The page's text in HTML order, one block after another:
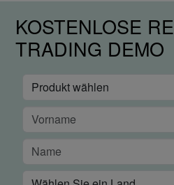
KOSTENLOSE
TRADING DEMO